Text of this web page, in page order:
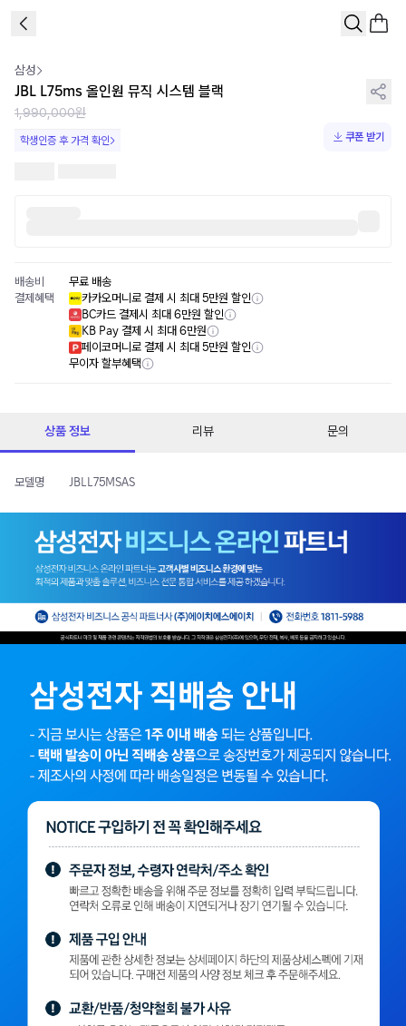
삼성
JBL L75ms 올인원 뮤직 시스템 블랙
1,990,000원
학생인증 후 가격 확인 쿠폰 받기
배송비
무료 배송
결제혜택
카카오머니로 결제 시 최대 5만원 할인
BC카드 결제시 최대 6만원 할인
KB Pay 결제 시 최대 6만원
페이코머니로 결제 시 최대 5만원 할인
무이자 할부혜택
상품 정보 리뷰 문의
모델명 JBLL75MSAS